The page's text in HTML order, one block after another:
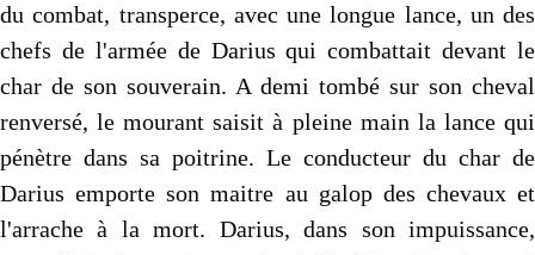
du combat, transperce, avec une longue lance, un des
chefs de l'armée de Darius qui combattait devant le
char de son souverain. A demi tombé sur son cheval
renversé, le mourant saisit à pleine main la lance qui
pénètre dans sa poitrine. Le conducteur du char de
Darius emporte son maitre au galop des chevaux et
l'arrache à la mort. Darius, dans son impuissance,